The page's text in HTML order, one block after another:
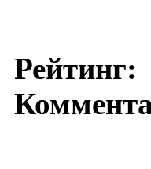
Рейтинг: